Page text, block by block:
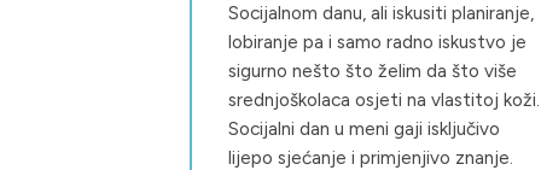
Socijalnom danu, ali iskusiti planiranje,
lobiranje pa i samo radno iskustvo je
sigurno nešto što želim da što više
srednjoškolaca osjeti na vlastitoj koži.
Socijalni dan u meni gaji isključivo
lijepo sjećanje i primjenjivo znanje.